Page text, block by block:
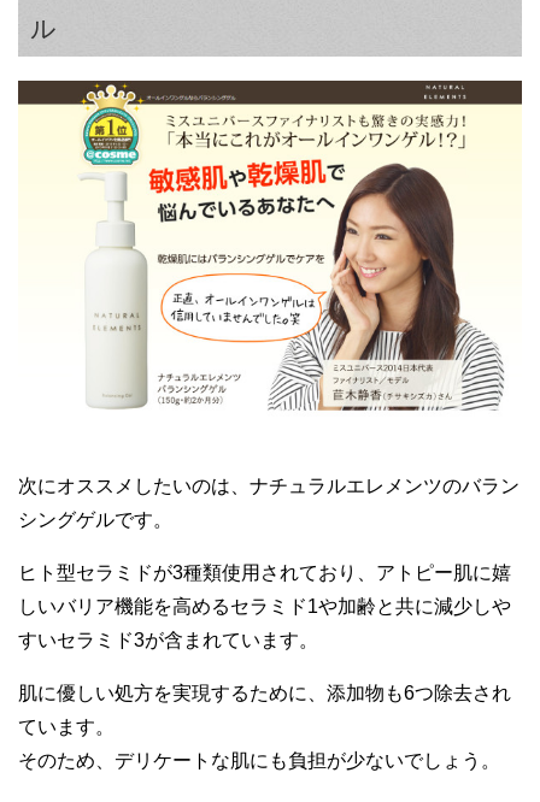
ル
次にオススメしたいのは、ナチュラルエレメンツのバラン
シングゲルです。
ヒト型セラミドが3種類使用されており、アトピー肌に嬉
しいバリア機能を高めるセラミド1や加齢と共に減少しや
すいセラミド3が含まれています。
肌に優しい処方を実現するために、添加物も6つ除去され
ています。
そのため、デリケートな肌にも負担が少ないでしょう。